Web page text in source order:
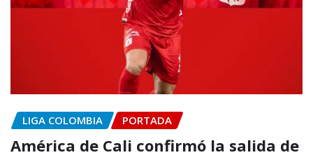
LIGA COLOMBIA PORTADA
América de Cali confirmó la salida de